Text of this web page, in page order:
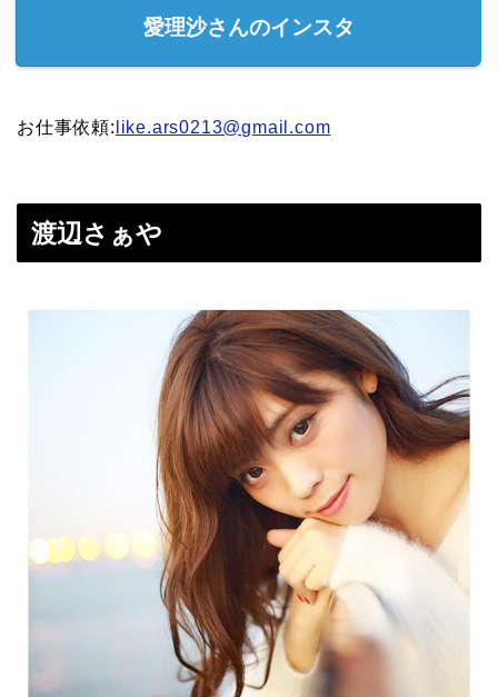
愛理沙さんのインスタ
お仕事依頼: like.ars0213@gmail.com
渡辺さぁや